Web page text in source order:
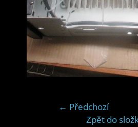
← Předchozí
Zpět do